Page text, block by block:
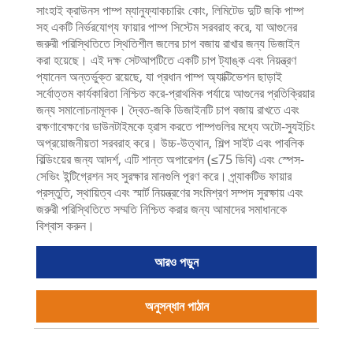
সাংহাই ক্রাউনস পাম্প ম্যানুফ্যাকচারিং কোং, লিমিটেড দুটি জকি পাম্প
সহ একটি নির্ভরযোগ্য ফায়ার পাম্প সিস্টেম সরবরাহ করে, যা আগুনের
জরুরী পরিস্থিতিতে স্থিতিশীল জলের চাপ বজায় রাখার জন্য ডিজাইন
করা হয়েছে। এই দক্ষ সেটআপটিতে একটি চাপ ট্যাঙ্ক এবং নিয়ন্ত্রণ
প্যানেল অন্তর্ভুক্ত রয়েছে, যা প্রধান পাম্প অ্যাক্টিভেশন ছাড়াই
সর্বোত্তম কার্যকারিতা নিশ্চিত করে-প্রাথমিক পর্যায়ে আগুনের প্রতিক্রিয়ার
জন্য সমালোচনামূলক। দ্বৈত-জকি ডিজাইনটি চাপ বজায় রাখতে এবং
রক্ষণাবেক্ষণের ডাউনটাইমকে হ্রাস করতে পাম্পগুলির মধ্যে অটো-স্যুইচিং
অপ্রয়োজনীয়তা সরবরাহ করে। উচ্চ-উত্থান, শিল্প সাইট এবং পাবলিক
বিল্ডিংয়ের জন্য আদর্শ, এটি শান্ত অপারেশন (≤75 ডিবি) এবং স্পেস-
সেভিং ইন্টিগ্রেশন সহ সুরক্ষার মানগুলি পূরণ করে। প্র্যাকটিভ ফায়ার
প্রস্তুতি, স্থায়িত্ব এবং স্মার্ট নিয়ন্ত্রণের সংমিশ্রণ সম্পদ সুরক্ষায় এবং
জরুরী পরিস্থিতিতে সম্মতি নিশ্চিত করার জন্য আমাদের সমাধানকে
বিশ্বাস করুন।
আরও পড়ুন
অনুসন্ধান পাঠান